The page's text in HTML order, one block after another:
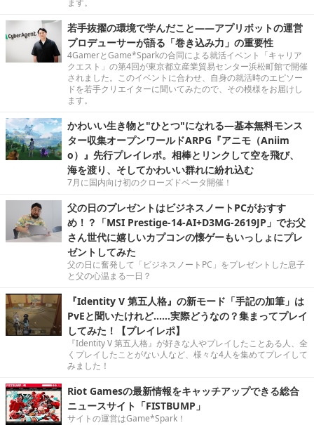
若手抜擢の環境で学んだこと――アプリボットの運営
プロデューサーが語る「巻き込み力」の重要性
4GamerとGame*Sparkの合同による就活イベント「キャリア
クエスト」の第4回が東京都立産業貿易センター浜松町館で開催
されました。このイベントに合わせ、自身の就活時のエピソー
ドを若手クリエイターに聞いてみたので、その模様をお届けし
ます。
かわいい生き物と"ひとつ"になれる―基本無料モンス
ター収集オープンワールドARPG『アニモ（Aniim
o）』先行プレイレポ。相棒とリンクして空を飛び、
海を渡り、そしてかわいい群れに紛れ込む
7月に国内向け初のクローズドベータ開催！
父の日のプレゼントはビジネスノートPCがおすす
め！？「MSI Prestige-14-AI+D3MG-2619JP」でお父
さん世代に嬉しいカプコンの懐ゲーもいっしょにプレ
ゼントしてみた
父の日に奮発して「ビジネスノートPC」をプレゼントした息子
と父の心温まる一日？
『Identity V 第五人格』の新モード「手記の加筆」は
PvEと聞いたけれど……実際どうなの？集まってプレイ
してみた！【プレイレポ】
『Identity V 第五人格』が好きな人やプレイしたことある人、全
くプレイしたことがない人など、様々な4人を集めてプレイして
みました！
Riot Gamesの最新情報をキャッチアップできる総合
ニュースサイト「FISTBUMP」
サイトの運営はGame*Spark！